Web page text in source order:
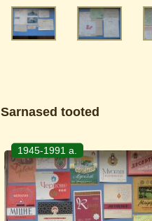
Sarnased tooted
1945-1991 a.